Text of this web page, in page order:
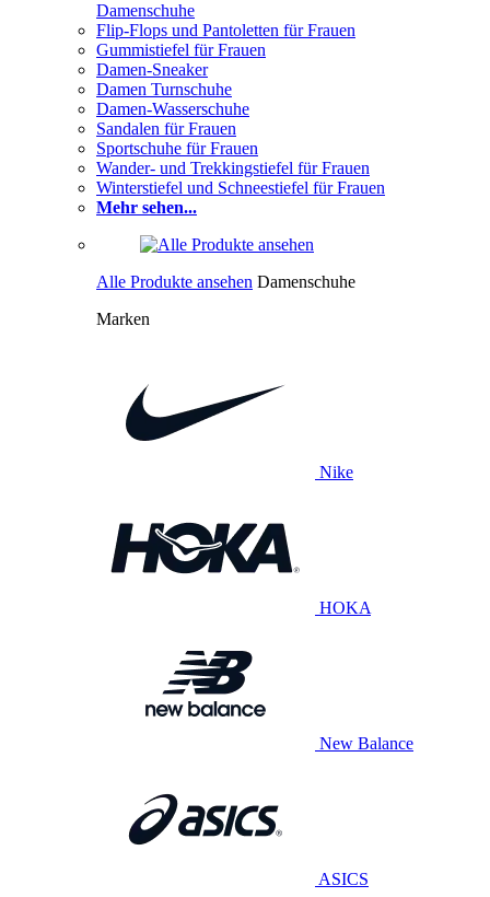
Damenschuhe
Flip-Flops und Pantoletten für Frauen
Gummistiefel für Frauen
Damen-Sneaker
Damen Turnschuhe
Damen-Wasserschuhe
Sandalen für Frauen
Sportschuhe für Frauen
Wander- und Trekkingstiefel für Frauen
Winterstiefel und Schneestiefel für Frauen
Mehr sehen...
Alle Produkte ansehen Damenschuhe
Marken
Nike
HOKA
New Balance
ASICS